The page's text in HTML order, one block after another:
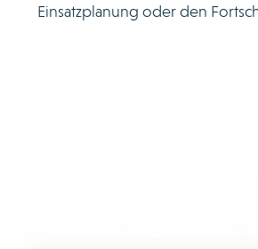
Einsatzplanung oder den